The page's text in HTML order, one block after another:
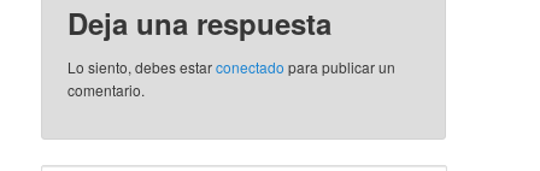
Deja una respuesta
Lo siento, debes estarconectado para publicar un
comentario.